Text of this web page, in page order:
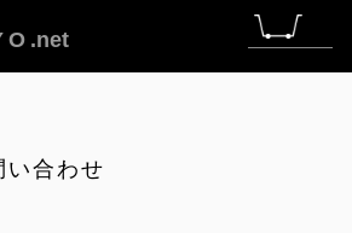
.net
い合わせ